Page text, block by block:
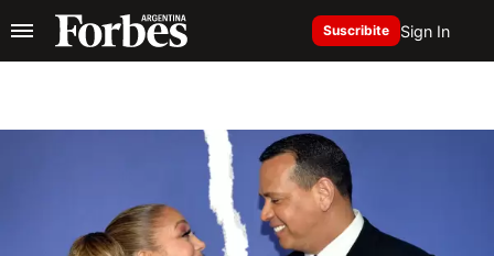
Suscribite Sign In